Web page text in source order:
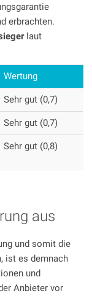
erbrachten.
laut
Wertung
Sehr gut (0,7)
Sehr gut (0,7)
Sehr gut (0,8)
aus
und somit die
ist es demnach
und
Anbieter vor